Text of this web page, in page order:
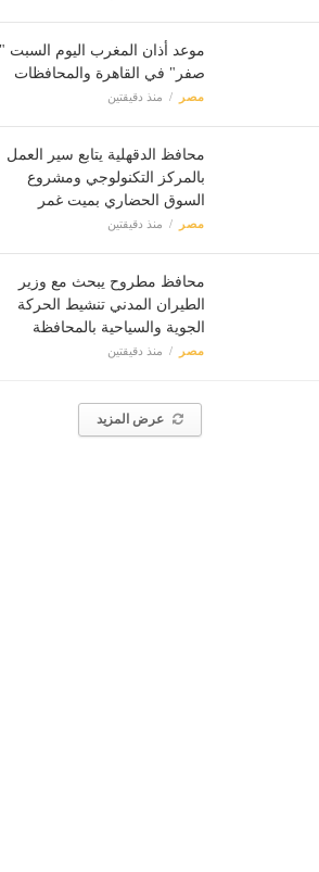
صفر" في القاهرة والمحافظات
مصر منذ دقيقتين
محافظ الدقهلية يتابع سير العمل
بالمركز التكنولوجي ومشروع
السوق الحضاري بميت غمر
مصر منذ دقيقتين
محافظ مطروح يبحث مع وزير
الطيران المدني تنشيط الحركة
الجوية والسياحية بالمحافظة
مصر منذ دقيقتين
عرض المزيد